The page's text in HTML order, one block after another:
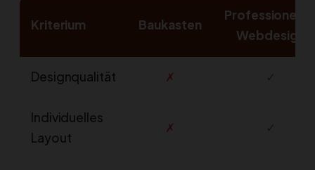
Kriterium Baukasten
Webdesign
Designqualität ✗ ✓
Individuelles
Layout
✗ ✓